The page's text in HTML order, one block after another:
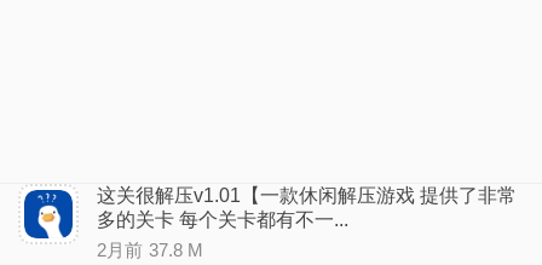
这关很解压v1.01【一款休闲解压游戏 提供了非常
多的关卡 每个关卡都有不一...
2月前 37.8 M